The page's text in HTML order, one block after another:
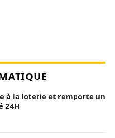
à la loterie et remporte un
24H